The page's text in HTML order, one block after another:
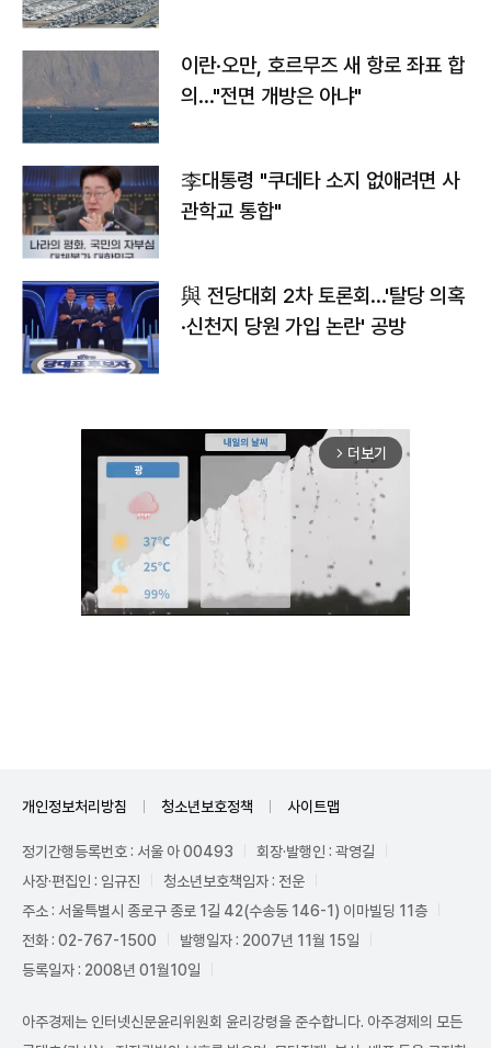
이란·오만, 호르무즈 새 항로 좌표 합
의…"전면 개방은 아냐"
李대통령 "쿠데타 소지 없애려면 사
관학교 통합"
與 전당대회 2차 토론회…'탈당 의혹
·신천지 당원 가입 논란' 공방
arrow_forward_ios 더보기
개인정보처리방침 청소년보호정책 사이트맵
정기간행등록번호 : 서울 아 00493
회장·발행인 : 곽영길
사장·편집인 : 임규진
청소년보호책임자 : 전운
주소 : 서울특별시 종로구 종로 1길 42(수송동 146-1) 이마빌딩 11층
전화 : 02-767-1500
발행일자 : 2007년 11월 15일
등록일자 : 2008년 01월10일
아주경제는 인터넷신문윤리위원회 윤리강령을 준수합니다. 아주경제의 모든